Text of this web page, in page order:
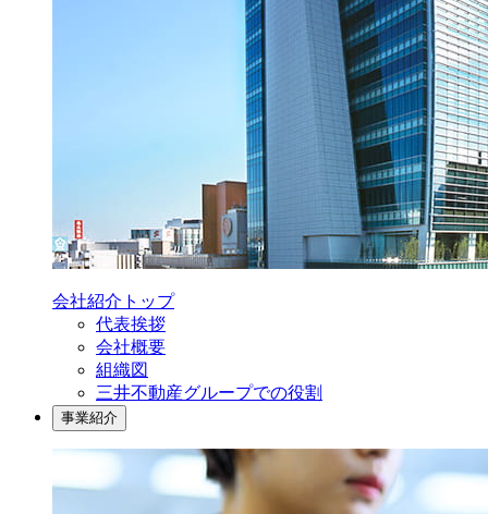
会社紹介 トップ
代表挨拶
会社概要
組織図
三井不動産グループでの役割
事業紹介